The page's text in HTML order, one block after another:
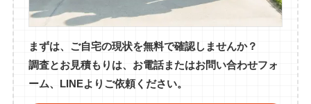
まずは、ご自宅の現状を無料で確認しませんか？
調査とお見積もりは、お電話またはお問い合わせフォ
ーム、LINEよりご依頼ください。